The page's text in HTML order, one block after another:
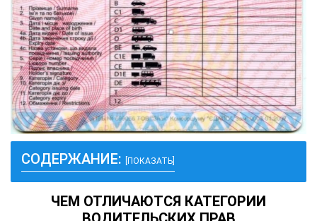
СОДЕРЖАНИЕ: [ПОКАЗАТЬ]
ЧЕМ ОТЛИЧАЮТСЯ КАТЕГОРИИ